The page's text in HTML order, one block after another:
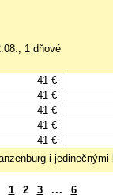
1 dňové
41 €
41 €
41 €
41 €
41 €
i
1 2 3 ... 6